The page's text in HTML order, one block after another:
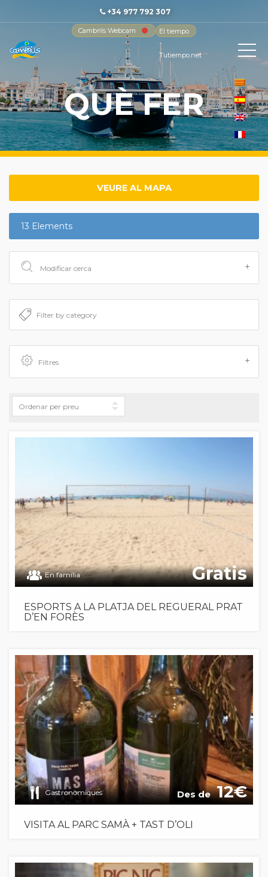
+34 977 792 307
Cambrils Webcam
El tiempo
-
Tutiempo.net
QUÈ FER
VEURE AL MAPA
13 Elements
Modificar cerca
Filtres
En família Gratis
ESPORTS A LA PLATJA DEL REGUERAL PRAT
D’EN FORÈS
Gastronòmiques Des de 12
VISITA AL PARC SAMÀ + TAST D’OLI